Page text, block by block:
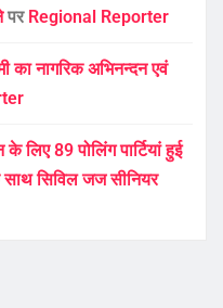
पर Regional Reporter
का नागरिक अभिनन्दन एवं
89 पोलिंग पार्टियां हुई
सिविल जज सीनियर